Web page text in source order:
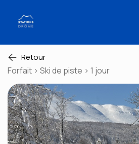
Retour
Forfait > Ski de piste > 1 jour